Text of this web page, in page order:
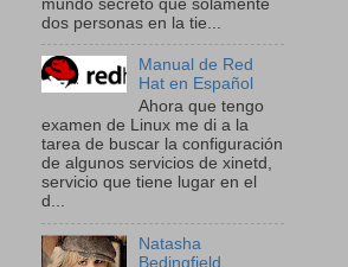
mundo secreto que solamente
dos personas en la tie...
Manual de Red
Hat en Español
Ahora que tengo
examen de Linux me di a la
tarea de buscar la configuración
de algunos servicios de xinetd,
servicio que tiene lugar en el
d...
Natasha
Bedingfield,